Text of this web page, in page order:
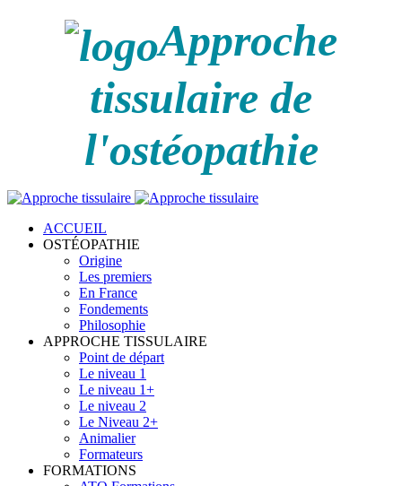
Approche
tissulaire de
l'ostéopathie
ACCUEIL
OSTÉOPATHIE
Origine
Les premiers
En France
Fondements
Philosophie
APPROCHE TISSULAIRE
Point de départ
Le niveau 1
Le niveau 1+
Le niveau 2
Le Niveau 2+
Animalier
Formateurs
FORMATIONS